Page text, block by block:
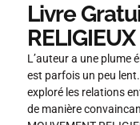
Livre
RELIGIEUX
L’auteur a une plume
est parfois un peu
exploré les relations
de manière